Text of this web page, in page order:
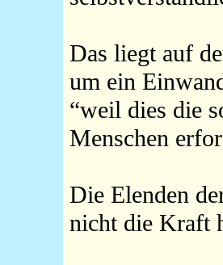
Das liegt auf
um ein
“weil dies die
Menschen
Die Elenden
nicht die Kraft